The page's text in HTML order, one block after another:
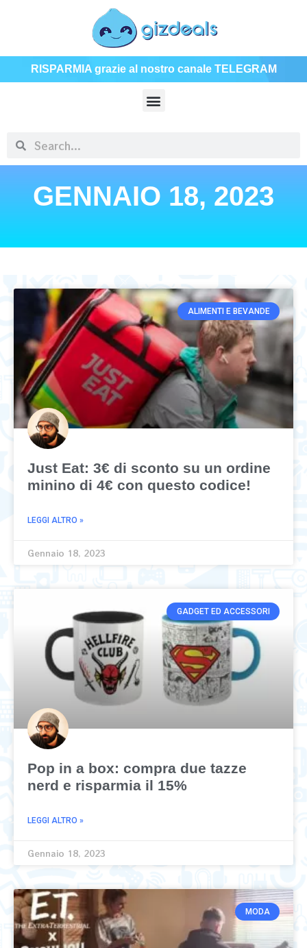
RISPARMIA grazie al nostro canale TELEGRAM
GENNAIO 18, 2023
ALIMENTI E BEVANDE
Just Eat: 3€ di sconto su un ordine
minino di 4€ con questo codice!
LEGGI ALTRO »
Gennaio 18, 2023
GADGET ED ACCESSORI
Pop in a box: compra due tazze
nerd e risparmia il 15%
LEGGI ALTRO »
Gennaio 18, 2023
MODA